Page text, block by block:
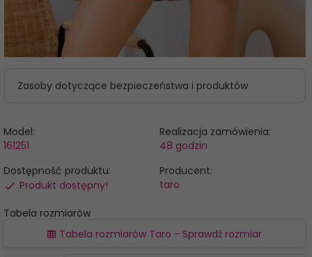
Zasoby dotyczące bezpieczeństwa i produktów
Model:
161251
Realizacja zamówienia:
48 godzin
Dostępność produktu:
Produkt dostępny!
Producent:
taro
Tabela rozmiarów
Tabela rozmiarów Taro - Sprawdź rozmiar